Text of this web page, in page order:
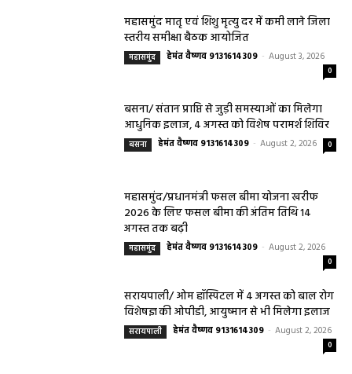
महासमुंद मातृ एवं शिशु मृत्यु दर में कमी लाने जिला
स्तरीय समीक्षा बैठक आयोजित
महासमुंद हेमंत वैष्णव 9131614309 - August 3, 2026
0
बसना/ संतान प्राप्ति से जुड़ी समस्याओं का मिलेगा
आधुनिक इलाज, 4 अगस्त को विशेष परामर्श शिविर
बसना हेमंत वैष्णव 9131614309 - August 2, 2026 0
महासमुंद/प्रधानमंत्री फसल बीमा योजना खरीफ
2026 के लिए फसल बीमा की अंतिम तिथि 14
अगस्त तक बढ़ी
महासमुंद हेमंत वैष्णव 9131614309 - August 2, 2026
0
सरायपाली/ ओम हॉस्पिटल में 4 अगस्त को बाल रोग
विशेषज्ञ की ओपीडी, आयुष्मान से भी मिलेगा इलाज
सरायपाली हेमंत वैष्णव 9131614309 - August 2, 2026
0